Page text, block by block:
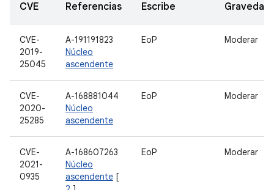
CVE Referencias Escribe Gravedad
CVE-
2019-
25045
A-191191823
Núcleo
ascendente
EoP Moderar
CVE-
2020-
25285
A-168881044
Núcleo
ascendente
EoP Moderar
CVE-
2021-
0935
A-168607263
Núcleo
ascendente [
EoP Moderar